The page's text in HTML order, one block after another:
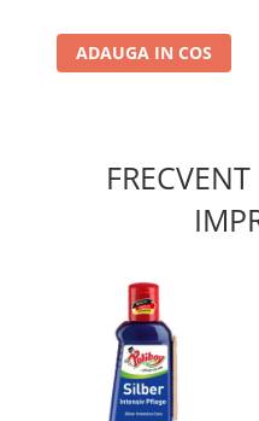
ADAUGA IN COS